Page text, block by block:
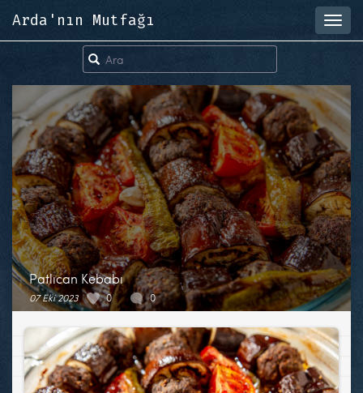
Arda'nın Mutfağı
Patlıcan Kebabı
07 Eki 2023 0 0